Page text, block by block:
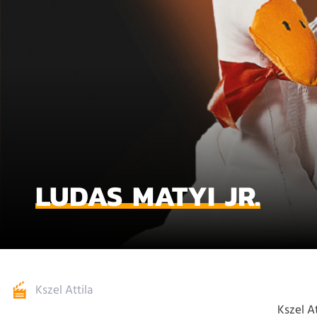
LUDAS MATYI JR.
Kszel Attila
Kszel